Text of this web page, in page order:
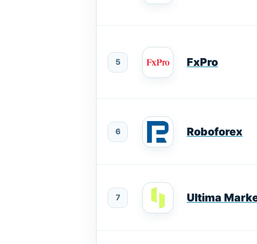
5 FxPro
6 Roboforex
7 Ultima